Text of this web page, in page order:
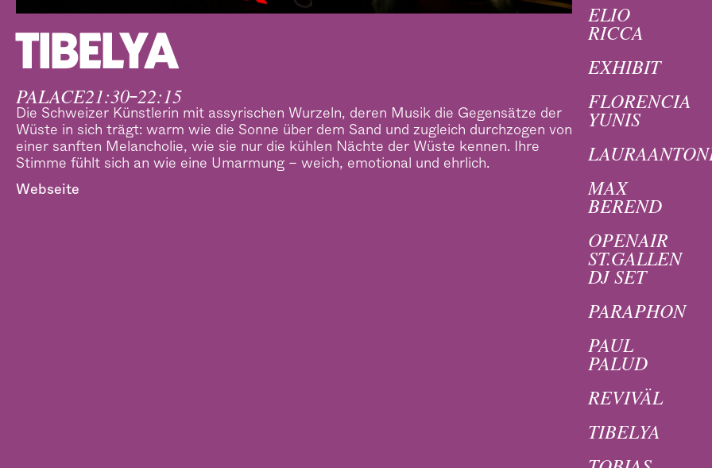
TIBELYA
PALACE21:30–22:15
Die Schweizer Künstlerin mit assyrischen Wurzeln, deren Musik die Gegensätze der
Wüste in sich trägt: warm wie die Sonne über dem Sand und zugleich durchzogen von
einer sanften Melancholie, wie sie nur die kühlen Nächte der Wüste kennen. Ihre
Stimme fühlt sich an wie eine Umarmung – weich, emotional und ehrlich.
Webseite
ELIO
RICCA
EXHIBIT
FLORENCIA
YUNIS
MAX
BEREND
OPENAIR
ST.GALLEN
DJ SET
PARAPHON
PAUL
PALUD
REVIVÄL
TIBELYA